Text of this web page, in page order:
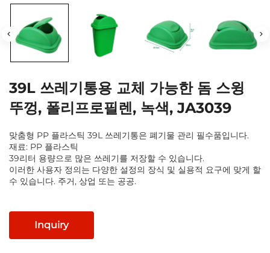
39L 쓰레기통용 교체 가능한 돔 스윙
뚜껑, 폴리프로필렌, 녹색, JA3039
맞춤형 PP 플라스틱 39L 쓰레기통은 폐기물 관리 필수품입니다.
재료: PP 플라스틱
39리터 용량으로 많은 쓰레기를 저장할 수 있습니다.
이러한 사용자 정의는 다양한 설정의 장식 및 실용적 요구에 맞게 할
수 있습니다. 주거, 상업 또는 공공.
Inquiry